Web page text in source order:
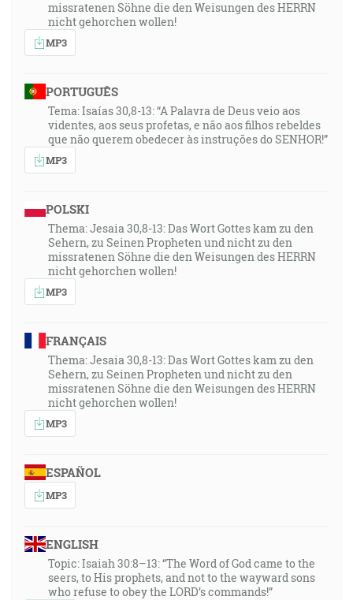
missratenen Söhne die den Weisungen des HERRN
nicht gehorchen wollen!
MP3
PORTUGUÊS
Tema: Isaías 30,8-13: “A Palavra de Deus veio aos
videntes, aos seus profetas, e não aos filhos rebeldes
que não querem obedecer às instruções do SENHOR!”
MP3
POLSKI
Thema: Jesaia 30,8-13: Das Wort Gottes kam zu den
Sehern, zu Seinen Propheten und nicht zu den
missratenen Söhne die den Weisungen des HERRN
nicht gehorchen wollen!
MP3
FRANÇAIS
Thema: Jesaia 30,8-13: Das Wort Gottes kam zu den
Sehern, zu Seinen Propheten und nicht zu den
missratenen Söhne die den Weisungen des HERRN
nicht gehorchen wollen!
MP3
ESPAÑOL
MP3
ENGLISH
Topic: Isaiah 30:8–13: “The Word of God came to the
seers, to His prophets, and not to the wayward sons
who refuse to obey the LORD’s commands!”